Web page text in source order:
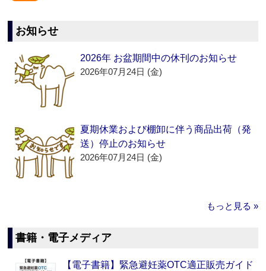
お知らせ
2026年 お盆期間中の休刊のお知らせ
2026年07月24日 (金)
夏期休業および棚卸に伴う商品出荷（発
送）停止のお知らせ
2026年07月24日 (金)
もっと見る »
書籍・電子メディア
【電子書籍】緊急避妊薬OTC適正販売ガイド